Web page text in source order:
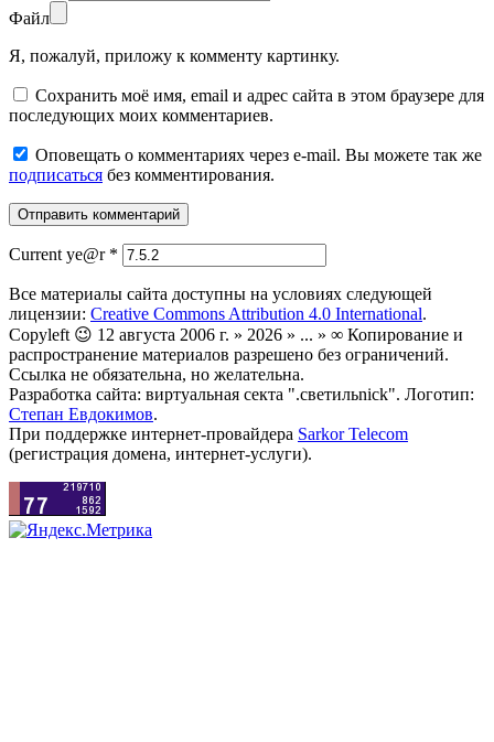
Файл
Я, пожалуй, приложу к комменту картинку.
Сохранить моё имя, email и адрес сайта в этом браузере для
последующих моих комментариев.
Оповещать о комментариях через e-mail. Вы можете так же
подписаться без комментирования.
Current ye@r *
Все материалы сайта доступны на условиях следующей
лицензии: Creative Commons Attribution 4.0 International.
Copyleft 😉 12 августа 2006 г. » 2026 » ... » ∞ Копирование и
распространение материалов разрешено без ограничений.
Ссылка не обязательна, но желательна.
Разработка сайта: виртуальная секта ".светильnick". Логотип:
Степан Евдокимов.
При поддержке интернет-провайдера Sarkor Telecom
(регистрация домена, интернет-услуги).